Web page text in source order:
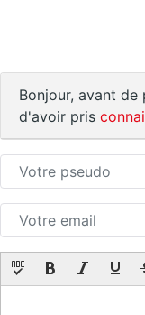
Bonjour, avant de
d'avoir pris